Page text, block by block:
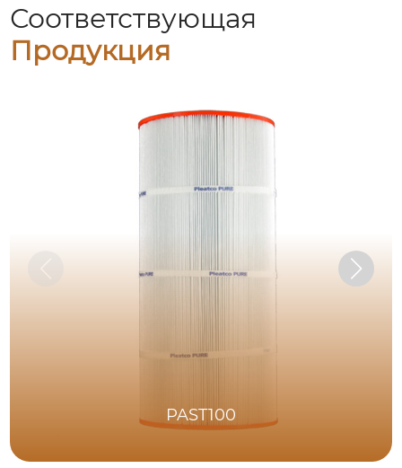
Соответствующая
Продукция
PAST100